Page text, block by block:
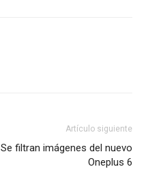
Artículo siguiente
Se filtran imágenes del nuevo
Oneplus 6